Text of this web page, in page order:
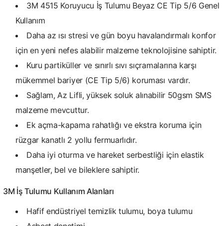
3M 4515 Koruyucu İş Tulumu Beyaz CE Tip 5/6 Genel
Kullanım
Daha az ısı stresi ve gün boyu havalandırmalı konfor
için en yeni nefes alabilir malzeme teknolojisine sahiptir.
Kuru partiküller ve sınırlı sıvı sıçramalarına karşı
mükemmel bariyer (CE Tip 5/6) koruması vardır.
Sağlam, Az Lifli, yüksek soluk alınabilir 50gsm SMS
malzeme mevcuttur.
Ek açma-kapama rahatlığı ve ekstra koruma için
rüzgar kanatlı 2 yollu fermuarlıdır.
Daha iyi oturma ve hareket serbestliği için elastik
manşetler, bel ve bileklere sahiptir.
3M İş Tulumu Kullanım Alanları
Hafif endüstriyel temizlik tulumu, boya tulumu